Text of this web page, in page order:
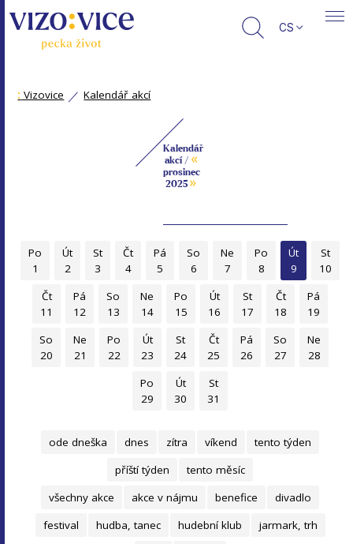
CS
: Vizovice Kalendář akcí
Kalendář
akcí / «
prosinec
2025»
Po
1
Út
2
St
3
Čt
4
Pá
5
So
6
Ne
7
Po
8
Út
9
St
10
Čt
11
Pá
12
So
13
Ne
14
Po
15
Út
16
St
17
Čt
18
Pá
19
So
20
Ne
21
Po
22
Út
23
St
24
Čt
25
Pá
26
So
27
Ne
28
Po
29
Út
30
St
31
ode dneška dnes zítra víkend
tento týden
příští týden
tento měsíc
všechny akce
akce v nájmu benefice
divadlo
festival
hudba, tanec hudební klub
jarmark, trh